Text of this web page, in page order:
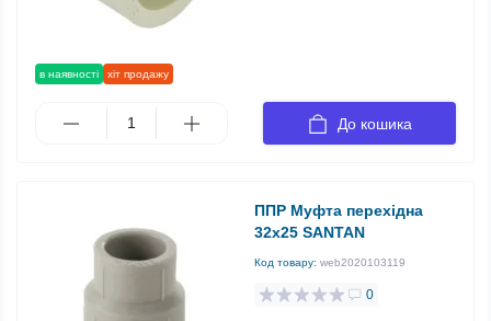
в наявності хіт продажу
До кошика
ППР Муфта перехідна
32х25 SANTAN
Код товару: web2020103119
0